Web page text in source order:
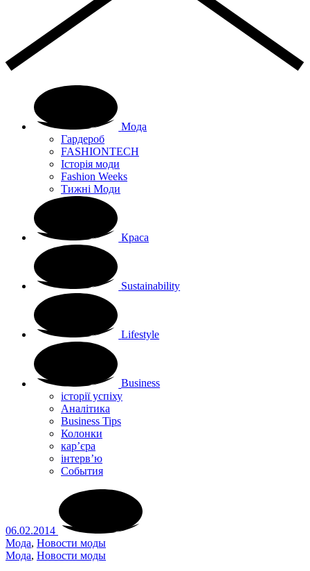
Мода
Гардероб
FASHIONTECH
Історія моди
Fashion Weeks
Тижні Моди
Краса
Sustainability
Lifestyle
Business
історії успіху
Аналітика
Business Tips
Колонки
кар’єра
інтерв’ю
Cобытия
06.02.2014
Мода, Новости моды
Мода, Новости моды